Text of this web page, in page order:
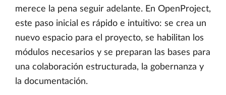
merece la pena seguir adelante. En OpenProject,
este paso inicial es rápido e intuitivo: se crea un
nuevo espacio para el proyecto, se habilitan los
módulos necesarios y se preparan las bases para
una colaboración estructurada, la gobernanza y
la documentación.